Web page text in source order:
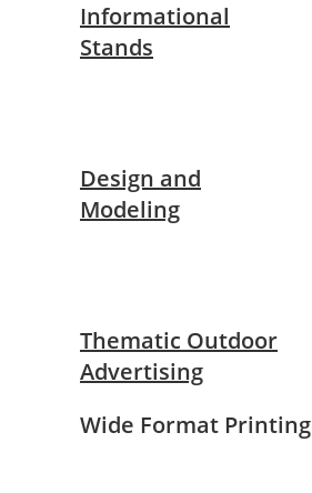
Informational
Stands
Design and
Modeling
Thematic Outdoor
Advertising
Wide Format Printing